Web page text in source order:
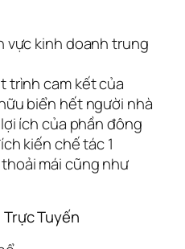
vực kinh doanh trung
trình cam kết của
biển hết người nhà
ích của phần đông
kiến chế tác 1
mái cũng như
Tuyến